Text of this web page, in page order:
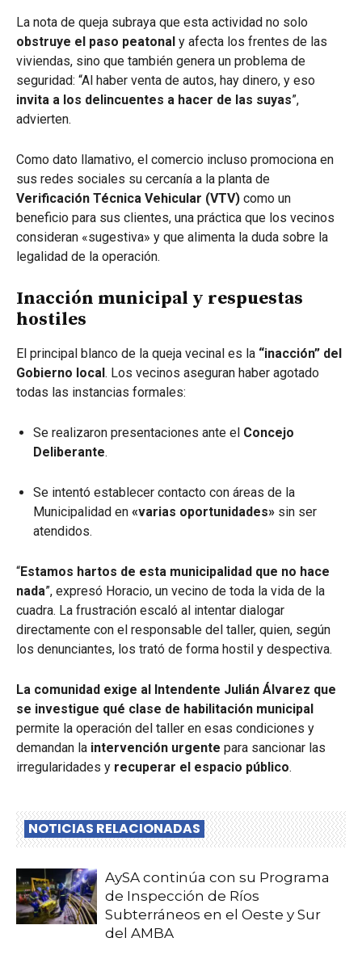
La nota de queja subraya que esta actividad no solo
obstruye el paso peatonal y afecta los frentes de las
viviendas, sino que también genera un problema de
seguridad: “Al haber venta de autos, hay dinero, y eso
invita a los delincuentes a hacer de las suyas”,
advierten.
Como dato llamativo, el comercio incluso promociona en
sus redes sociales su cercanía a la planta de
Verificación Técnica Vehicular (VTV) como un
beneficio para sus clientes, una práctica que los vecinos
consideran «sugestiva» y que alimenta la duda sobre la
legalidad de la operación.
Inacción municipal y respuestas
hostiles
El principal blanco de la queja vecinal es la “inacción” del
Gobierno local. Los vecinos aseguran haber agotado
todas las instancias formales:
Se realizaron presentaciones ante el Concejo
Deliberante.
Se intentó establecer contacto con áreas de la
Municipalidad en «varias oportunidades» sin ser
atendidos.
“Estamos hartos de esta municipalidad que no hace
nada”, expresó Horacio, un vecino de toda la vida de la
cuadra. La frustración escaló al intentar dialogar
directamente con el responsable del taller, quien, según
los denunciantes, los trató de forma hostil y despectiva.
La comunidad exige al Intendente Julián Álvarez que
se investigue qué clase de habilitación municipal
permite la operación del taller en esas condiciones y
demandan la intervención urgente para sancionar las
irregularidades y recuperar el espacio público.
NOTICIAS RELACIONADAS
AySA continúa con su Programa
de Inspección de Ríos
Subterráneos en el Oeste y Sur
del AMBA